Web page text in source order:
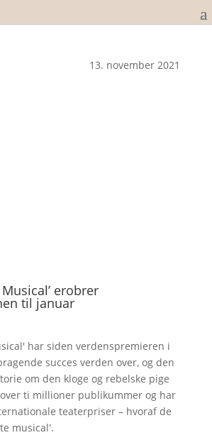
13. november 2021
erobrer
til januar
har siden verdenspremieren i
succes verden over, og den
om den kloge og rebelske pige
ti millioner publikummer og har
teaterpriser – hvoraf de
musical'.